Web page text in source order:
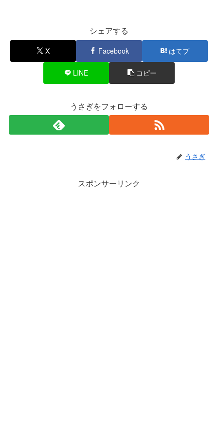
シェアする
X Facebook はてブ
LINE コピー
うさぎをフォローする
うさぎ
スポンサーリンク